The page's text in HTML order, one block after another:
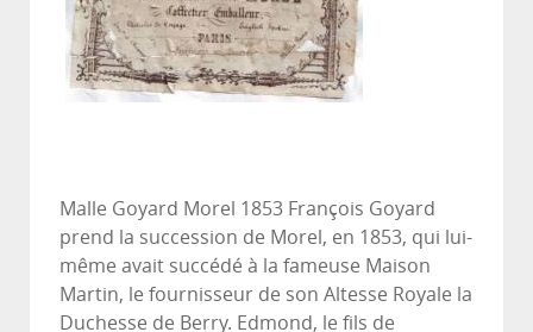
Malle Goyard Morel 1853 François Goyard
prend la succession de Morel, en 1853, qui lui-
même avait succédé à la fameuse Maison
Martin, le fournisseur de son Altesse Royale la
Duchesse de Berry. Edmond, le fils de